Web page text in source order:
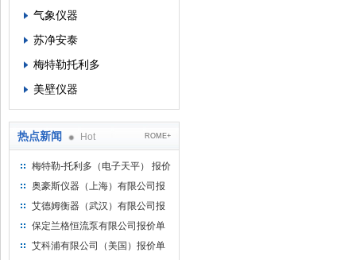
气象仪器
苏净安泰
梅特勒托利多
美壁仪器
热点新闻 Hot ROME+
梅特勒-托利多（电子天平） 报价
单
奥豪斯仪器（上海）有限公司报
价单
艾德姆衡器（武汉）有限公司报
价单
保定兰格恒流泵有限公司报价单
艾科浦有限公司（美国）报价单